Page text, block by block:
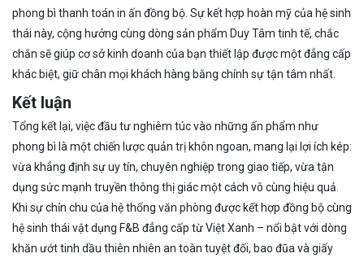
phong bì thanh toán in ấn đồng bộ. Sự kết hợp hoàn mỹ của hệ sinh
thái này, cộng hưởng cùng dòng sản phẩm Duy Tâm tinh tế, chắc
chắn sẽ giúp cơ sở kinh doanh của bạn thiết lập được một đẳng cấp
khác biệt, giữ chân mọi khách hàng bằng chính sự tận tâm nhất.
Kết luận
Tổng kết lại, việc đầu tư nghiêm túc vào những ấn phẩm như
phong bì là một chiến lược quản trị khôn ngoan, mang lại lợi ích kép:
vừa khẳng định sự uy tín, chuyên nghiệp trong giao tiếp, vừa tận
dụng sức mạnh truyền thông thị giác một cách vô cùng hiệu quả.
Khi sự chỉn chu của hệ thống văn phòng được kết hợp đồng bộ cùng
hệ sinh thái vật dụng F&B đẳng cấp từ Việt Xanh – nổi bật với dòng
khăn ướt tinh dầu thiên nhiên an toàn tuyệt đối, bao đũa và giấy